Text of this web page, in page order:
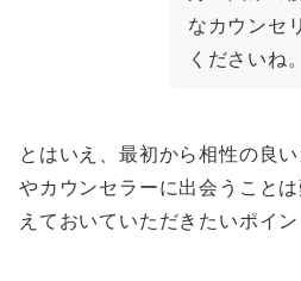
なカウンセ
くださいね。
とはいえ、最初から相性の良
やカウンセラーに出会うこと
えておいていただきたいポイン